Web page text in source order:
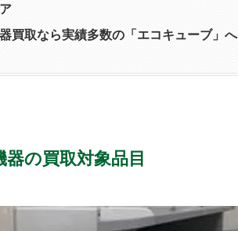
買取なら実績多数の「エコキューブ」へ
器の買取対象品目